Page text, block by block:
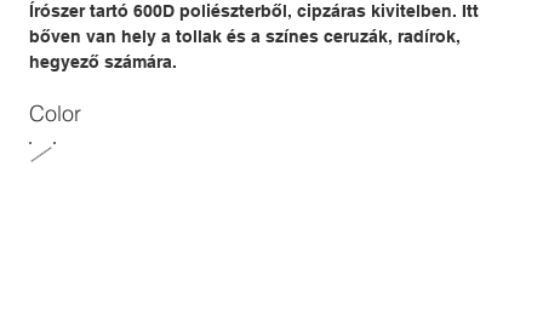
Írószer tartó 600D poliészterből, cipzáras kivitelben. Itt
bőven van hely a tollak és a színes ceruzák, radírok,
hegyező számára.
Color